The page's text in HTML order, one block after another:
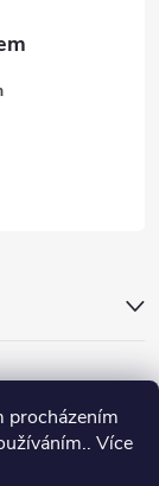
procházením
Více